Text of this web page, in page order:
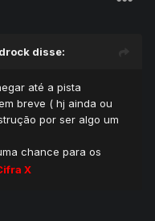
disse:
até a pista
breve ( hj ainda ou
por ser algo um
chance para os
X